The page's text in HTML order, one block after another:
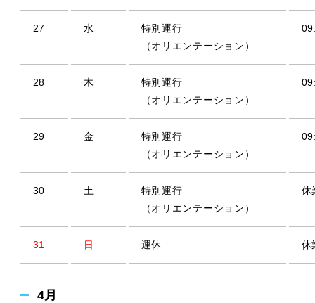
27 水
特別運行
（オリエンテーション）
28 木
特別運行
（オリエンテーション）
29 金
特別運行
（オリエンテーション）
30 土
特別運行
（オリエンテーション）
休
31 日 運休 休
4月